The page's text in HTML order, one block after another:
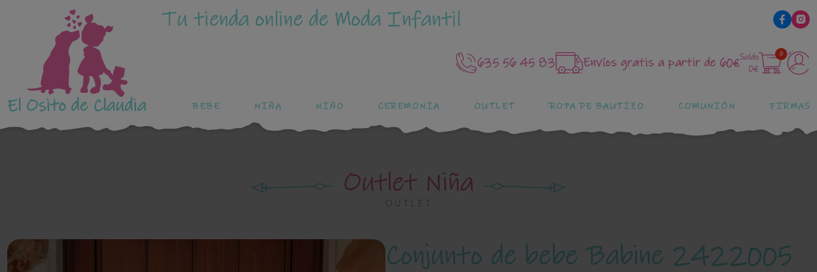
El Osito de Claudia
Tu tienda online de Moda Infantil
635 56 45 83 Envíos gratis a partir de 60€Saldo
0€
0
BEBE NIÑA NIÑO CEREMONIA OUTLET ROPA DE BAUTIZO COMUNIÓN FIRMAS
Outlet Niña
OUTLET
Conjunto de bebe Babine 2422005